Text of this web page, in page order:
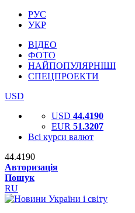
РУС
УКР
ВІДЕО
ФОТО
НАЙПОПУЛЯРНІШІ
СПЕЦПРОЕКТИ
USD
USD 44.4190
EUR 51.3207
Всі курси валют
44.4190
Авторизація
Пошук
RU